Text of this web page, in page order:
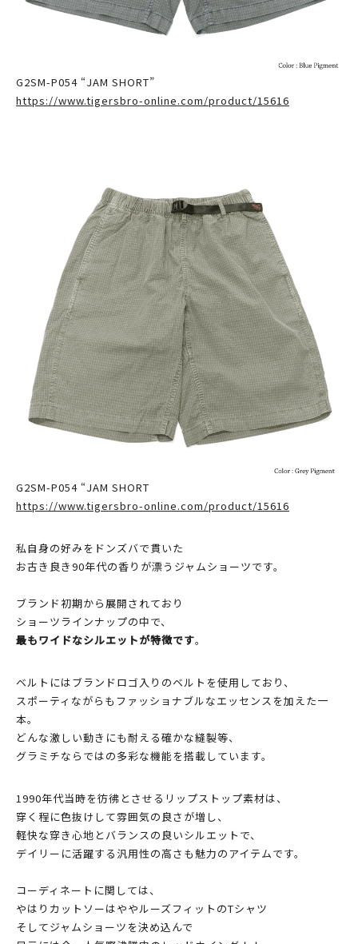
G2SM-P054 “JAM SHORT”
https://www.tigersbro-online.com/product/15616
G2SM-P054 “JAM SHORT
https://www.tigersbro-online.com/product/15616
私自身の好みをドンズバで貫いた
お古き良き90年代の香りが漂うジャムショーツです。
ブランド初期から展開されており
ショーツラインナップの中で、
最もワイドなシルエットが特徴です。
ベルトにはブランドロゴ入りのベルトを使用しており、
スポーティながらもファッショナブルなエッセンスを加えた一
本。
どんな激しい動きにも耐える確かな縫製等、
グラミチならではの多彩な機能を搭載しています。
1990年代当時を彷彿とさせるリップストップ素材は、
穿く程に色抜けして雰囲気の良さが増し、
軽快な穿き心地とバランスの良いシルエットで、
デイリーに活躍する汎用性の高さも魅力のアイテムです。
コーディネートに関しては、
やはりカットソーはややルーズフィットのTシャツ
そしてジャムショーツを決め込んで